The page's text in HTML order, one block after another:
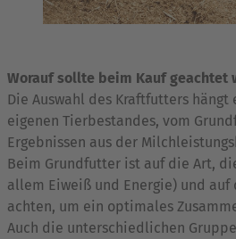
Worauf sollte beim Kauf geachtet
Die Auswahl des Kraftfutters
eigenen Tierbestandes, vom
Ergebnissen aus der
Beim Grundfutter ist auf die Art,
allem Eiweiß und Energie) und auf
achten, um ein optimales
Auch die unterschiedlichen